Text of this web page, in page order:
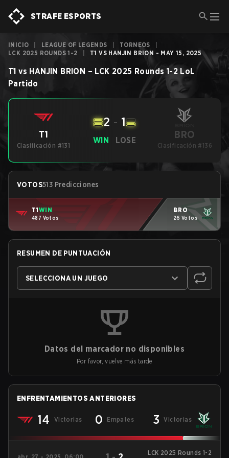
STRAFE ESPORTS
INICIO LEAGUE OF LEGENDS TORNEOS
LCK 2025 ROUNDS 1-2
T1 VS HANJIN BRION - MAY 15, 2025
T1 vs HANJIN BRION – LCK 2025 Rounds 1-2 LoL
Partido
T1
Clasificación #131
WIN
2 - 1
LOSE BRO
Clasificación #136
VOTOS513 Predicciones
T1WIN
487 Votos
BRO
26 Votos
RESUMEN DE PUNTUACIÓN
SELECCIONA UN JUEGO
Datos del marcador no disponibles
Por favor, vuelve más tarde
ENFRENTAMIENTOS ANTERIORES
14 Victorias 0 Empates 3 Victorias
LCK 2025 Rounds 1-2